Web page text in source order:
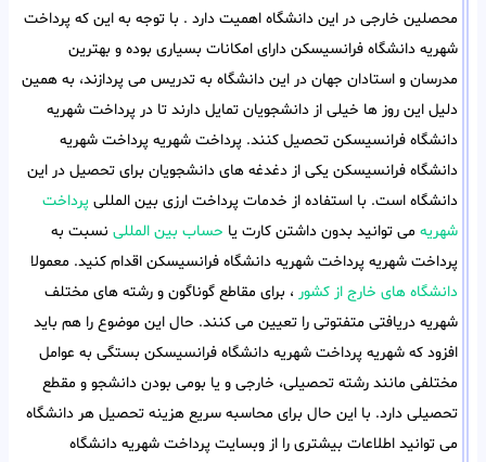
محصلین خارجی در این دانشگاه اهمیت دارد . با توجه به این که پرداخت
شهریه دانشگاه فرانسیسکن دارای امکانات بسیاری بوده و بهترین
مدرسان و استادان جهان در این دانشگاه به تدریس می پردازند، به همین
دلیل این روز ها خیلی از دانشجویان تمایل دارند تا در پرداخت شهریه
دانشگاه فرانسیسکن تحصیل کنند. پرداخت شهریه پرداخت شهریه
دانشگاه فرانسیسکن یکی از دغدغه های دانشجویان برای تحصیل در این
دانشگاه است. با استفاده از خدمات پرداخت ارزی بین المللی پرداخت
شهریه می توانید بدون داشتن کارت یا حساب بین المللی نسبت به
پرداخت شهریه پرداخت شهریه دانشگاه فرانسیسکن اقدام کنید. معمولا
دانشگاه های خارج از کشور ، برای مقاطع گوناگون و رشته های مختلف
شهریه دریافتی متفتوتی را تعیین می کنند. حال این موضوع را هم باید
افزود که شهریه پرداخت شهریه دانشگاه فرانسیسکن بستگی به عوامل
مختلفی مانند رشته تحصیلی، خارجی و یا بومی بودن دانشجو و مقطع
تحصیلی دارد. با این حال برای محاسبه سریع هزینه تحصیل هر دانشگاه
می توانید اطلاعات بیشتری را از وبسایت پرداخت شهریه دانشگاه